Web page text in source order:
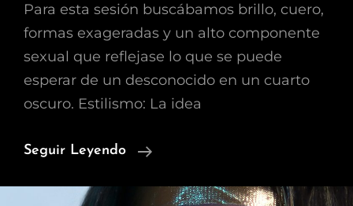
Para esta sesión buscábamos brillo, cuero,
formas exageradas y un alto componente
sexual que reflejase lo que se puede
esperar de un desconocido en un cuarto
oscuro. Estilismo: La idea
Seguir Leyendo
Dark